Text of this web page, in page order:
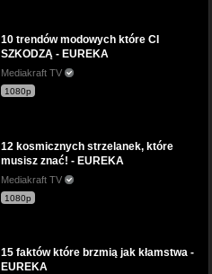
10 trendów modowych które CI
SZKODZĄ - EUREKA
Mediakraft TV
1080p
12 kosmicznych strzelanek, które
musisz znać! - EUREKA
Mediakraft TV
1080p
15 faktów które brzmią jak kłamstwa -
EUREKA